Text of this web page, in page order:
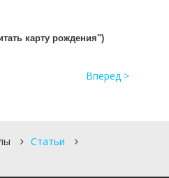
карту рождения")
Вперед >
Статьи